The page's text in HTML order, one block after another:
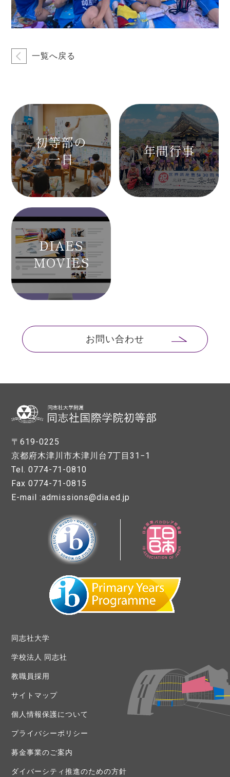
一覧へ戻る
初等部の
一日
年間行事
DIAES
MOVIES
お問い合わせ
〒619-0225
京都府木津川市木津川台7丁目31−1
Tel. 0774-71-0810
Fax 0774-71-0815
E-mail :admissions@dia.ed.jp
同志社大学
学校法人 同志社
教職員採用
サイトマップ
個人情報保護について
プライバシーポリシー
募金事業のご案内
ダイバーシティ推進のための方針